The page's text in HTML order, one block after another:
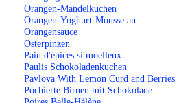
Orangen-Mandelkuchen
Orangen-Yoghurt-Mousse an
Orangensauce
Osterpinzen
Pain d'épices si moelleux
Paulis Schokoladenkuchen
Pavlova With Lemon Curd and Berries
Pochierte Birnen mit Schokolade